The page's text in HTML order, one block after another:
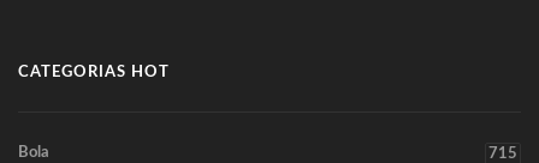
CATEGORIAS HOT
Bola 715